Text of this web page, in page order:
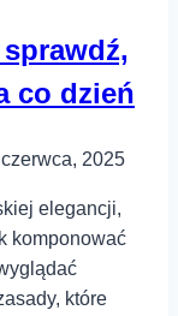
co dzień
2025
elegancji,
komponować
które